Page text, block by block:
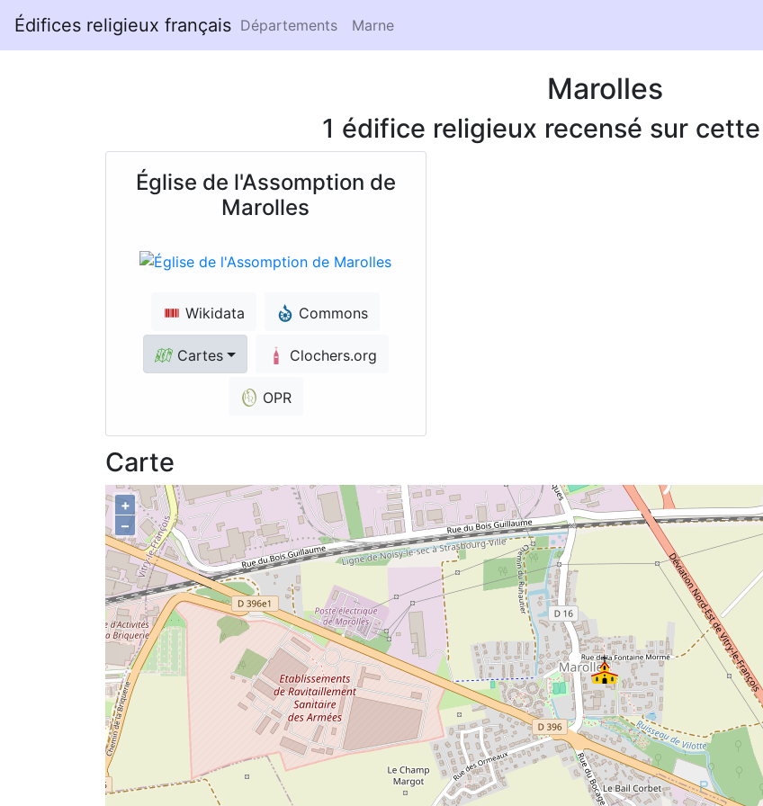
Édifices religieux français Départements Marne
Marolles
1 édifice religieux recensé sur
Église de l'Assomption de
Marolles
Wikidata Commons
Cartes Clochers.org
OPR
Carte
+
–